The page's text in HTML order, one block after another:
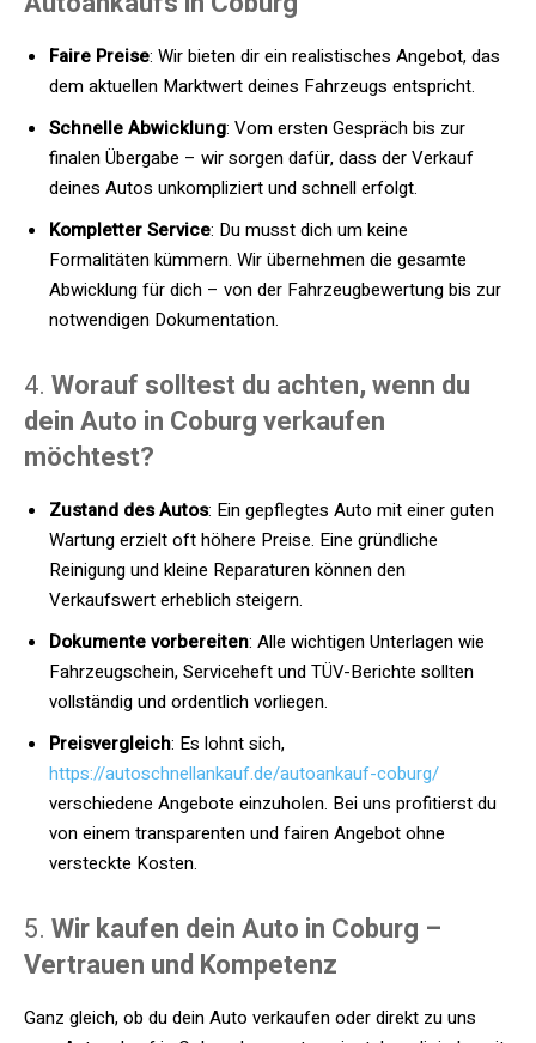
Faire Preise: Wir bieten dir ein realistisches Angebot, das
dem aktuellen Marktwert deines Fahrzeugs entspricht.
Schnelle Abwicklung: Vom ersten Gespräch bis zur
finalen Übergabe – wir sorgen dafür, dass der Verkauf
deines Autos unkompliziert und schnell erfolgt.
Kompletter Service: Du musst dich um keine
Formalitäten kümmern. Wir übernehmen die gesamte
Abwicklung für dich – von der Fahrzeugbewertung bis zur
notwendigen Dokumentation.
4. Worauf solltest du achten, wenn du
dein Auto in Coburg verkaufen
möchtest?
Zustand des Autos: Ein gepflegtes Auto mit einer guten
Wartung erzielt oft höhere Preise. Eine gründliche
Reinigung und kleine Reparaturen können den
Verkaufswert erheblich steigern.
Dokumente vorbereiten: Alle wichtigen Unterlagen wie
Fahrzeugschein, Serviceheft und TÜV-Berichte sollten
vollständig und ordentlich vorliegen.
Preisvergleich: Es lohnt sich,
https://autoschnellankauf.de/autoankauf-coburg/
verschiedene Angebote einzuholen. Bei uns profitierst du
von einem transparenten und fairen Angebot ohne
versteckte Kosten.
5. Wir kaufen dein Auto in Coburg –
Vertrauen und Kompetenz
Ganz gleich, ob du dein Auto verkaufen oder direkt zu uns